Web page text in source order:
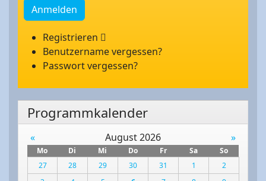
Anmelden
Registrieren
Benutzername vergessen?
Passwort vergessen?
Programmkalender
« August 2026 »
Mo Di Mi Do Fr Sa
So
27
28 29 30 31 1
2